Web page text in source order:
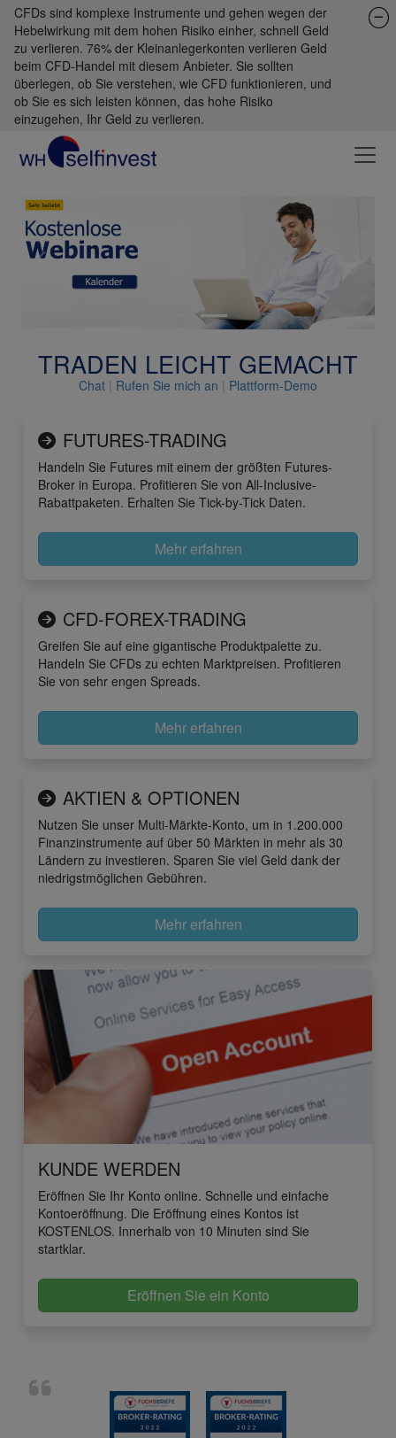
CFDs sind komplexe Instrumente und gehen wegen der
Hebelwirkung mit dem hohen Risiko einher, schnell Geld
zu verlieren. 76% der Kleinanlegerkonten verlieren Geld
beim CFD-Handel mit diesem Anbieter. Sie sollten
überlegen, ob Sie verstehen, wie CFD funktionieren, und
ob Sie es sich leisten können, das hohe Risiko
einzugehen, Ihr Geld zu verlieren.
Previous
TRADEN LEICHT GEMACHT
Chat | Rufen Sie mich an | Plattform-Demo
FUTURES-TRADING
Handeln Sie Futures mit einem der größten Futures-
Broker in Europa. Profitieren Sie von All-Inclusive-
Rabattpaketen. Erhalten Sie Tick-by-Tick Daten.
Mehr erfahren
CFD-FOREX-TRADING
Greifen Sie auf eine gigantische Produktpalette zu.
Handeln Sie CFDs zu echten Marktpreisen. Profitieren
Sie von sehr engen Spreads.
Mehr erfahren
AKTIEN & OPTIONEN
Nutzen Sie unser Multi-Märkte-Konto, um in 1.200.000
Finanzinstrumente auf über 50 Märkten in mehr als 30
Ländern zu investieren. Sparen Sie viel Geld dank der
niedrigstmöglichen Gebühren.
Mehr erfahren
KUNDE WERDEN
Eröffnen Sie Ihr Konto online. Schnelle und einfache
Kontoeröffnung. Die Eröffnung eines Kontos ist
KOSTENLOS. Innerhalb von 10 Minuten sind Sie
startklar.
Eröffnen Sie ein Konto